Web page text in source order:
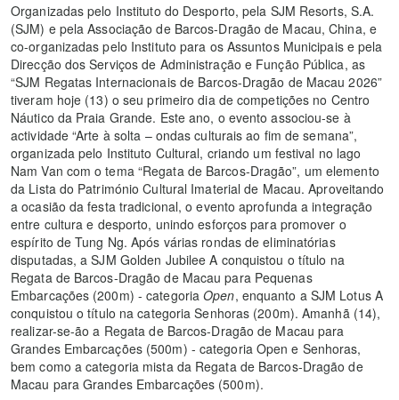
Organizadas pelo Instituto do Desporto, pela SJM Resorts, S.A.
(SJM) e pela Associação de Barcos-Dragão de Macau, China, e
co-organizadas pelo Instituto para os Assuntos Municipais e pela
Direcção dos Serviços de Administração e Função Pública, as
“SJM Regatas Internacionais de Barcos-Dragão de Macau 2026”
tiveram hoje (13) o seu primeiro dia de competições no Centro
Náutico da Praia Grande. Este ano, o evento associou-se à
actividade “Arte à solta – ondas culturais ao fim de semana”,
organizada pelo Instituto Cultural, criando um festival no lago
Nam Van com o tema “Regata de Barcos-Dragão”, um elemento
da Lista do Património Cultural Imaterial de Macau. Aproveitando
a ocasião da festa tradicional, o evento aprofunda a integração
entre cultura e desporto, unindo esforços para promover o
espírito de Tung Ng. Após várias rondas de eliminatórias
disputadas, a SJM Golden Jubilee A conquistou o título na
Regata de Barcos-Dragão de Macau para Pequenas
Embarcações (200m) - categoriaOpen, enquanto a SJM Lotus A
conquistou o título na categoria Senhoras (200m). Amanhã (14),
realizar-se-ão a Regata de Barcos-Dragão de Macau para
Grandes Embarcações (500m) - categoria Open e Senhoras,
bem como a categoria mista da Regata de Barcos-Dragão de
Macau para Grandes Embarcações (500m).